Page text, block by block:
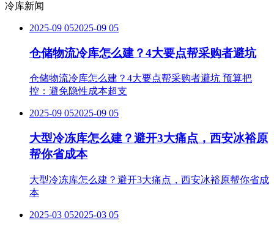
冷库新闻
2025-09 052025-09 05
仓储物流冷库怎么建？4大要点帮采购者避坑
仓储物流冷库怎么建？4大要点帮采购者避坑 预算把
控：避免隐性成本超支
2025-09 052025-09 05
大型冷冻库怎么建？避开3大痛点，西安冰裕原
帮你省成本
大型冷冻库怎么建？避开3大痛点，西安冰裕原帮你省成
本
2025-03 052025-03 05